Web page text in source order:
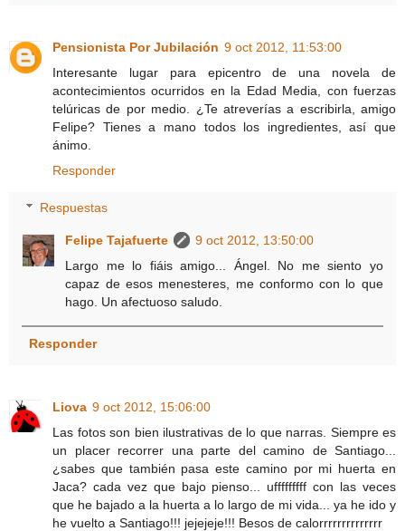
Pensionista Por Jubilación 9 oct 2012, 11:53:00
Interesante lugar para epicentro de una novela de
acontecimientos ocurridos en la Edad Media, con fuerzas
telúricas de por medio. ¿Te atreverías a escribirla, amigo
Felipe? Tienes a mano todos los ingredientes, así que
ánimo.
Responder
Respuestas
Felipe Tajafuerte
9 oct 2012, 13:50:00
Largo me lo fiáis amigo... Ángel. No me siento yo
capaz de esos menesteres, me conformo con lo que
hago. Un afectuoso saludo.
Responder
Liova 9 oct 2012, 15:06:00
Las fotos son bien ilustrativas de lo que narras. Siempre es
un placer recorrer una parte del camino de Santiago...
¿sabes que también pasa este camino por mi huerta en
Jaca? cada vez que bajo pienso... ufffffffff con las veces
que he bajado a la huerta a lo largo de mi vida... ya he ido y
he vuelto a Santiago!!! jejejeje!!! Besos de calorrrrrrrrrrrrrr